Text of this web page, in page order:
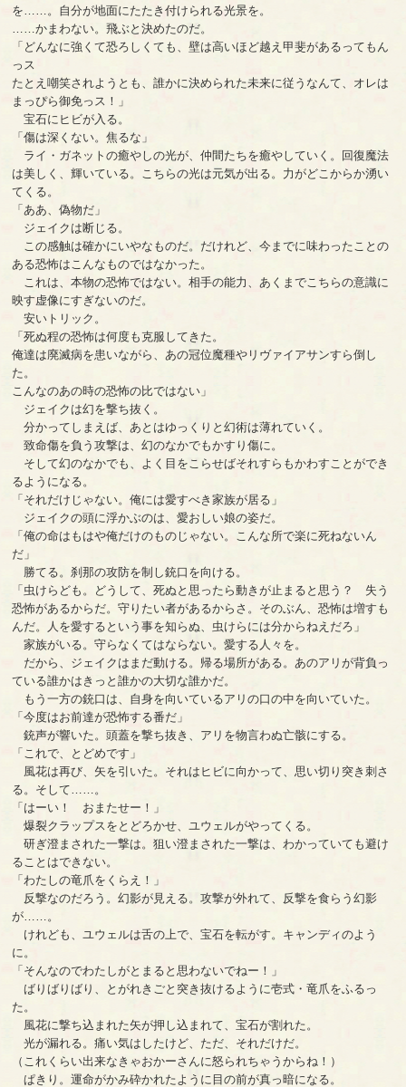
を……。自分が地面にたたき付けられる光景を。
……かまわない。飛ぶと決めたのだ。
「どんなに強くて恐ろしくても、壁は高いほど越え甲斐があるってもん
っス
たとえ嘲笑されようとも、誰かに決められた未来に従うなんて、オレは
まっぴら御免っス！」
宝石にヒビが入る。
「傷は深くない。焦るな」
ライ・ガネットの癒やしの光が、仲間たちを癒やしていく。回復魔法
は美しく、輝いている。こちらの光は元気が出る。力がどこからか湧い
てくる。
「ああ、偽物だ」
ジェイクは断じる。
この感触は確かにいやなものだ。だけれど、今までに味わったことの
ある恐怖はこんなものではなかった。
これは、本物の恐怖ではない。相手の能力、あくまでこちらの意識に
映す虚像にすぎないのだ。
安いトリック。
「死ぬ程の恐怖は何度も克服してきた。
俺達は廃滅病を患いながら、あの冠位魔種やリヴァイアサンすら倒し
た。
こんなのあの時の恐怖の比ではない」
ジェイクは幻を撃ち抜く。
分かってしまえば、あとはゆっくりと幻術は薄れていく。
致命傷を負う攻撃は、幻のなかでもかすり傷に。
そして幻のなかでも、よく目をこらせばそれすらもかわすことができ
るようになる。
「それだけじゃない。俺には愛すべき家族が居る」
ジェイクの頭に浮かぶのは、愛おしい娘の姿だ。
「俺の命はもはや俺だけのものじゃない。こんな所で楽に死ねないん
だ」
勝てる。刹那の攻防を制し銃口を向ける。
「虫けらども。どうして、死ぬと思ったら動きが止まると思う？ 失う
恐怖があるからだ。守りたい者があるからさ。そのぶん、恐怖は増すも
んだ。人を愛するという事を知らぬ、虫けらには分からねえだろ」
家族がいる。守らなくてはならない。愛する人々を。
だから、ジェイクはまだ動ける。帰る場所がある。あのアリが背負っ
ている誰かはきっと誰かの大切な誰かだ。
もう一方の銃口は、自身を向いているアリの口の中を向いていた。
「今度はお前達が恐怖する番だ」
銃声が響いた。頭蓋を撃ち抜き、アリを物言わぬ亡骸にする。
「これで、とどめです」
風花は再び、矢を引いた。それはヒビに向かって、思い切り突き刺さ
る。そして……。
「はーい！ おまたせー！」
爆裂クラップスをとどろかせ、ユウェルがやってくる。
研ぎ澄まされた一撃は。狙い澄まされた一撃は、わかっていても避け
ることはできない。
「わたしの竜爪をくらえ！」
反撃なのだろう。幻影が見える。攻撃が外れて、反撃を食らう幻影
が……。
けれども、ユウェルは舌の上で、宝石を転がす。キャンディのよう
に。
「そんなのでわたしがとまると思わないでねー！」
ばりばりばり、とがれきごと突き抜けるように壱式・竜爪をふるっ
た。
風花に撃ち込まれた矢が押し込まれて、宝石が割れた。
光が漏れる。痛い気はしたけど、ただ、それだけだ。
（これくらい出来なきゃおかーさんに怒られちゃうからね！）
ぱきり。運命がかみ砕かれたように目の前が真っ暗になる。